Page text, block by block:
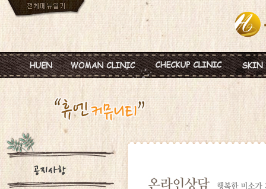
진료안내
진료시간
병원둘러보기
찾아오시는길
피임
월경이상
질염 및 성병
갱년기 및 폐경
여성성형
혈액종합검진
미혼여성검진
초기임신검진